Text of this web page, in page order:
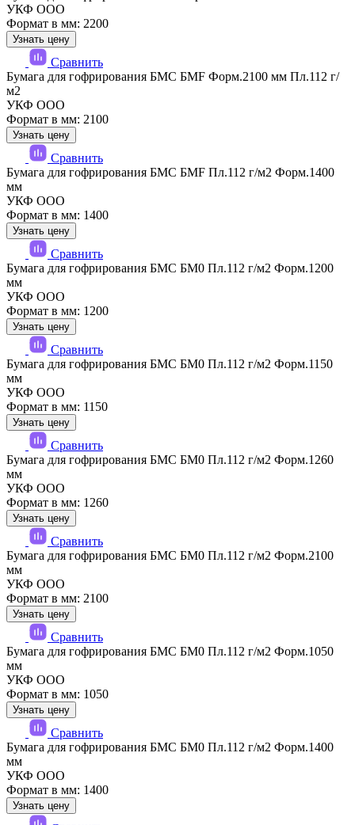
УКФ ООО
Формат в мм: 2200
Узнать цену
Сравнить
Бумага для гофрирования БМС БМF Форм.2100 мм Пл.112 г/
м2
УКФ ООО
Формат в мм: 2100
Узнать цену
Сравнить
Бумага для гофрирования БМС БМF Пл.112 г/м2 Форм.1400
мм
УКФ ООО
Формат в мм: 1400
Узнать цену
Сравнить
Бумага для гофрирования БМС БМ0 Пл.112 г/м2 Форм.1200
мм
УКФ ООО
Формат в мм: 1200
Узнать цену
Сравнить
Бумага для гофрирования БМС БМ0 Пл.112 г/м2 Форм.1150
мм
УКФ ООО
Формат в мм: 1150
Узнать цену
Сравнить
Бумага для гофрирования БМС БМ0 Пл.112 г/м2 Форм.1260
мм
УКФ ООО
Формат в мм: 1260
Узнать цену
Сравнить
Бумага для гофрирования БМС БМ0 Пл.112 г/м2 Форм.2100
мм
УКФ ООО
Формат в мм: 2100
Узнать цену
Сравнить
Бумага для гофрирования БМС БМ0 Пл.112 г/м2 Форм.1050
мм
УКФ ООО
Формат в мм: 1050
Узнать цену
Сравнить
Бумага для гофрирования БМС БМ0 Пл.112 г/м2 Форм.1400
мм
УКФ ООО
Формат в мм: 1400
Узнать цену